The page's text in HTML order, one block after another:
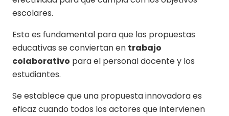
escolares.
Esto es fundamental para que las propuestas
educativas se conviertan en trabajo
colaborativo para el personal docente y los
estudiantes.
Se establece que una propuesta innovadora es
eficaz cuando todos los actores que intervienen